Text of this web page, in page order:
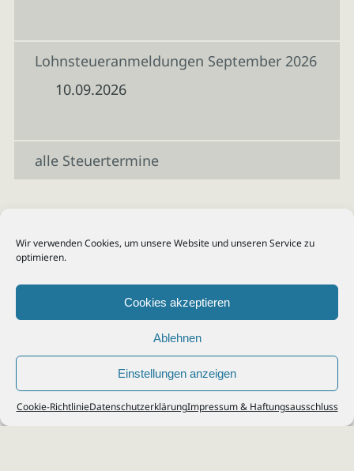
Wir verwenden Cookies, um unsere Website und unseren Service zu
optimieren.
Cookies akzeptieren
Ablehnen
Einstellungen anzeigen
Cookie-RichtlinieDatenschutzerklärungImpressum & Haftungsausschluss
Lohnsteueranmeldungen September 2026
10.09.2026
alle Steuertermine
© 2026Steuerberater Kempf, Köln - Steuerberatung Poll, Porz, Deutz, Mülheim,